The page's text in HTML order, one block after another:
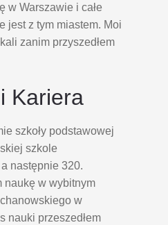
w Warszawie i całe
jest z tym miastem. Moi
zanim przyszedłem
Kariera
szkoły podstawowej
szkole
następnie 320.
naukę w wybitnym
w
nauki przeszedłem